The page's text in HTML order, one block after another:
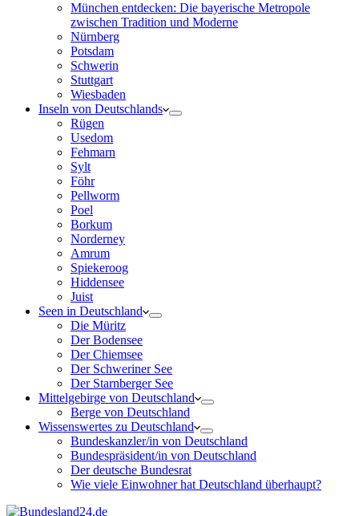
München entdecken: Die bayerische Metropole
zwischen Tradition und Moderne
Nürnberg
Potsdam
Schwerin
Stuttgart
Wiesbaden
Inseln von Deutschlands
Rügen
Usedom
Fehmarn
Sylt
Föhr
Pellworm
Poel
Borkum
Norderney
Amrum
Spiekeroog
Hiddensee
Juist
Seen in Deutschland
Die Müritz
Der Bodensee
Der Chiemsee
Der Schweriner See
Der Starnberger See
Mittelgebirge von Deutschland
Berge von Deutschland
Wissenswertes zu Deutschland
Bundeskanzler/in von Deutschland
Bundespräsident/in von Deutschland
Der deutsche Bundesrat
Wie viele Einwohner hat Deutschland überhaupt?